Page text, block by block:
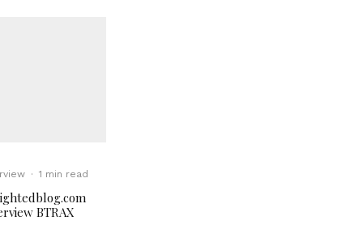
· 1 min read
BTRAX